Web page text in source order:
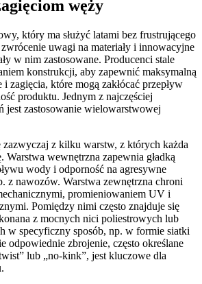
węży
który ma służyć latami bez frustrującego
uwagi na materiały i innowacyjne
w nim zastosowane. Producenci stale
konstrukcji, aby zapewnić maksymalną
i zagięcia, które mogą zakłócać przepływ
produktu. Jednym z najczęściej
jest zastosowanie wielowarstwowej
zazwyczaj z kilku warstw, z których każda
Warstwa wewnętrzna zapewnia gładką
wody i odporność na agresywne
z nawozów. Warstwa zewnętrzna chroni
promieniowaniem UV i
Pomiędzy nimi często znajduje się
z mocnych nici poliestrowych lub
w specyficzny sposób, np. w formie siatki
odpowiednie zbrojenie, często określane
lub „no-kink”, jest kluczowe dla